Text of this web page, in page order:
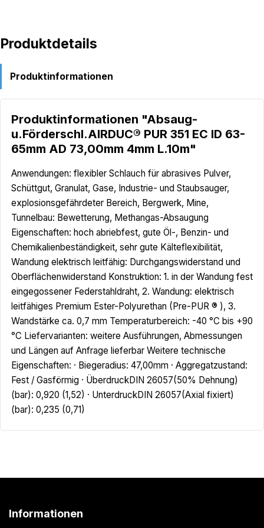
Produktdetails
Produktinformationen
Produktinformationen "Absaug-
u.Förderschl.AIRDUC® PUR 351 EC ID 63-
65mm AD 73,00mm 4mm L.10m"
Anwendungen: flexibler Schlauch für abrasives Pulver,
Schüttgut, Granulat, Gase, Industrie- und Staubsauger,
explosionsgefährdeter Bereich, Bergwerk, Mine,
Tunnelbau: Bewetterung, Methangas-Absaugung
Eigenschaften: hoch abriebfest, gute Öl-, Benzin- und
Chemikalienbeständigkeit, sehr gute Kälteflexibilität,
Wandung elektrisch leitfähig: Durchgangswiderstand und
Oberflächenwiderstand Konstruktion: 1. in der Wandung fest
eingegossener Federstahldraht, 2. Wandung: elektrisch
leitfähiges Premium Ester-Polyurethan (Pre-PUR ® ), 3.
Wandstärke ca. 0,7 mm Temperaturbereich: -40 °C bis +90
°C Liefervarianten: weitere Ausführungen, Abmessungen
und Längen auf Anfrage lieferbar Weitere technische
Eigenschaften: · Biegeradius: 47,00mm · Aggregatzustand:
Fest / Gasförmig · ÜberdruckDIN 26057(50% Dehnung)
(bar): 0,920 (1,52) · UnterdruckDIN 26057(Axial fixiert)
(bar): 0,235 (0,71)
Informationen